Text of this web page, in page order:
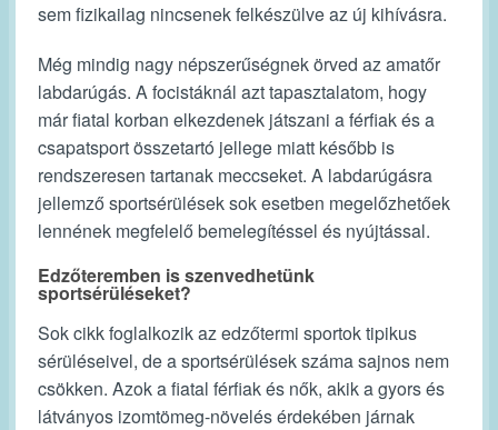
sem fizikailag nincsenek felkészülve az új kihívásra.
Még mindig nagy népszerűségnek örved az amatőr
labdarúgás. A focistáknál azt tapasztalatom, hogy
már fiatal korban elkezdenek játszani a férfiak és a
csapatsport összetartó jellege miatt később is
rendszeresen tartanak meccseket. A labdarúgásra
jellemző sportsérülések sok esetben megelőzhetőek
lennének megfelelő bemelegítéssel és nyújtással.
Edzőteremben is szenvedhetünk
sportsérüléseket?
Sok cikk foglalkozik az edzőtermi sportok tipikus
sérüléseivel, de a sportsérülések száma sajnos nem
csökken. Azok a fiatal férfiak és nők, akik a gyors és
látványos izomtömeg-növelés érdekében járnak